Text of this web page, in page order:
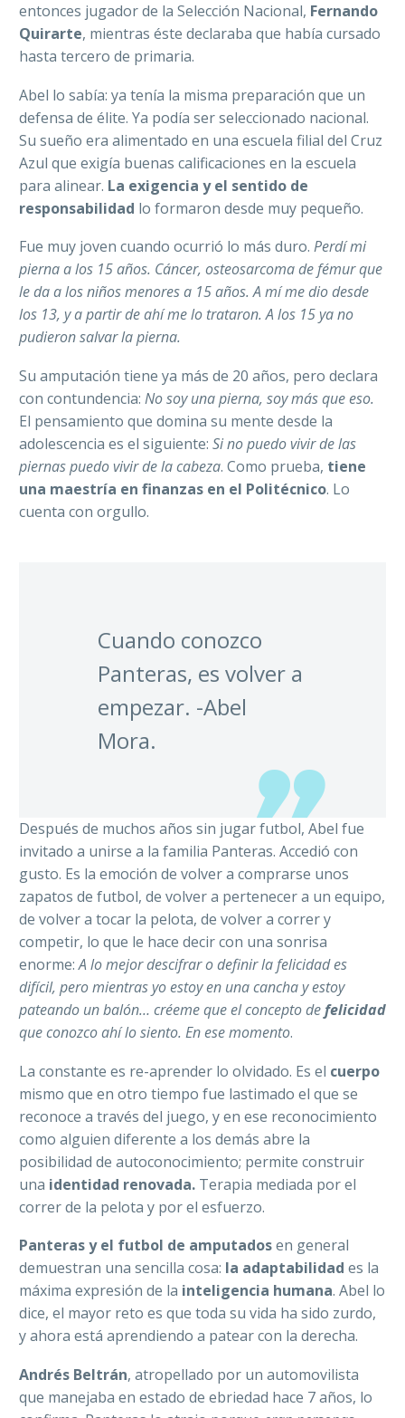
entonces jugador de la Selección Nacional, Fernando
Quirarte, mientras éste declaraba que había cursado
hasta tercero de primaria.
Abel lo sabía: ya tenía la misma preparación que un
defensa de élite. Ya podía ser seleccionado nacional.
Su sueño era alimentado en una escuela filial del Cruz
Azul que exigía buenas calificaciones en la escuela
para alinear. La exigencia y el sentido de
responsabilidad lo formaron desde muy pequeño.
Fue muy joven cuando ocurrió lo más duro. Perdí mi
pierna a los 15 años. Cáncer, osteosarcoma de fémur que
le da a los niños menores a 15 años. A mí me dio desde
los 13, y a partir de ahí me lo trataron. A los 15 ya no
pudieron salvar la pierna.
Su amputación tiene ya más de 20 años, pero declara
con contundencia: No soy una pierna, soy más que eso.
El pensamiento que domina su mente desde la
adolescencia es el siguiente: Si no puedo vivir de las
piernas puedo vivir de la cabeza. Como prueba, tiene
una maestría en finanzas en el Politécnico. Lo
cuenta con orgullo.
Cuando conozco
Panteras, es volver a
empezar. -Abel
Mora.
Después de muchos años sin jugar futbol, Abel fue
invitado a unirse a la familia Panteras. Accedió con
gusto. Es la emoción de volver a comprarse unos
zapatos de futbol, de volver a pertenecer a un equipo,
de volver a tocar la pelota, de volver a correr y
competir, lo que le hace decir con una sonrisa
enorme:A lo mejor descifrar o definir la felicidad es
difícil, pero mientras yo estoy en una cancha y estoy
pateando un balón… créeme que el concepto defelicidad
que conozco ahí lo siento. En ese momento.
La constante es re-aprender lo olvidado. Es el cuerpo
mismo que en otro tiempo fue lastimado el que se
reconoce a través del juego, y en ese reconocimiento
como alguien diferente a los demás abre la
posibilidad de autoconocimiento; permite construir
una identidad renovada. Terapia mediada por el
correr de la pelota y por el esfuerzo.
Panteras y el futbol de amputadosen general
demuestran una sencilla cosa: la adaptabilidad es la
máxima expresión de la inteligencia humana. Abel lo
dice, el mayor reto es que toda su vida ha sido zurdo,
y ahora está aprendiendo a patear con la derecha.
Andrés Beltrán, atropellado por un automovilista
que manejaba en estado de ebriedad hace 7 años, lo